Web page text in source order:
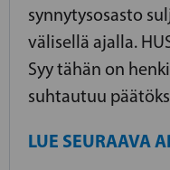
synnytysosasto
välisellä ajalla.
Syy tähän on
suhtautuu
LUE SEURAAVA